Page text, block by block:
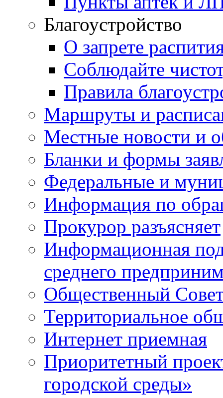
Благоустройство
О запрете
Соблюдайте
Правила
Маршруты и
Местные новости и
Бланки и формы
Федеральные и
Информация по
Прокурор разъясняет
Информационная
среднего
Общественный
Территориальное
Интернет приемная
Приоритетный
городской среды»